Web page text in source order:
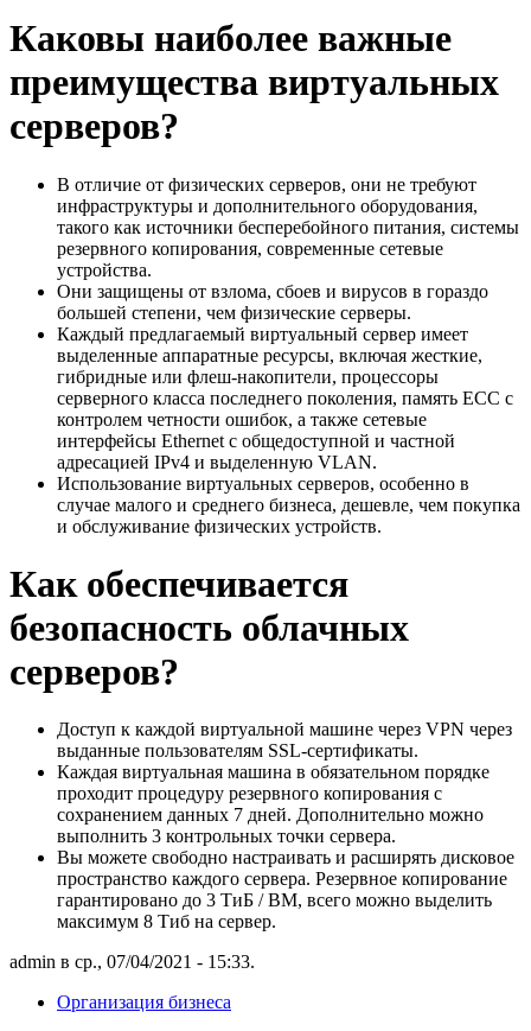
Каковы наиболее важные
преимущества виртуальных
серверов?
В отличие от физических серверов, они не требуют
инфраструктуры и дополнительного оборудования,
такого как источники бесперебойного питания, системы
резервного копирования, современные сетевые
устройства.
Они защищены от взлома, сбоев и вирусов в гораздо
большей степени, чем физические серверы.
Каждый предлагаемый виртуальный сервер имеет
выделенные аппаратные ресурсы, включая жесткие,
гибридные или флеш-накопители, процессоры
серверного класса последнего поколения, память ECC с
контролем четности ошибок, а также сетевые
интерфейсы Ethernet с общедоступной и частной
адресацией IPv4 и выделенную VLAN.
Использование виртуальных серверов, особенно в
случае малого и среднего бизнеса, дешевле, чем покупка
и обслуживание физических устройств.
Как обеспечивается
безопасность облачных
серверов?
Доступ к каждой виртуальной машине через VPN через
выданные пользователям SSL-сертификаты.
Каждая виртуальная машина в обязательном порядке
проходит процедуру резервного копирования с
сохранением данных 7 дней. Дополнительно можно
выполнить 3 контрольных точки сервера.
Вы можете свободно настраивать и расширять дисковое
пространство каждого сервера. Резервное копирование
гарантировано до 3 ТиБ / ВМ, всего можно выделить
максимум 8 Тиб на сервер.
admin в ср., 07/04/2021 - 15:33.
Организация бизнеса